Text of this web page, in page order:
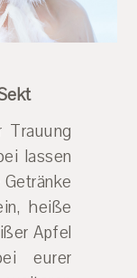
lassen
heiße
Apfel
eurer